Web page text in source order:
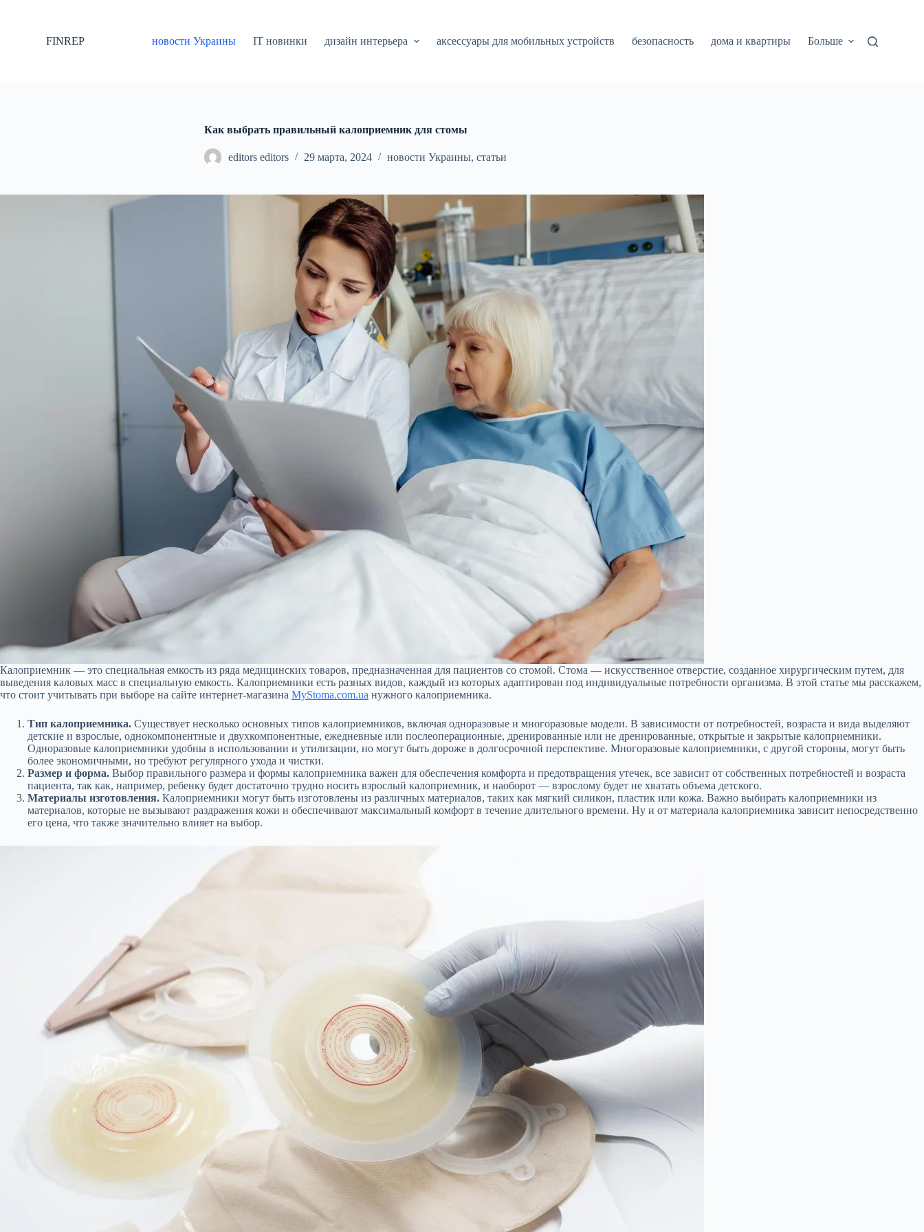
FINREP новости Украины IT новинки дизайн интерьера аксессуары для мобильных устройств безопасность дома и квартиры Больше
Как выбрать правильный калоприемник для стомы
editors editors 29 марта, 2024 новости Украины, статьи
Калоприемник — это специальная емкость из ряда медицинских товаров, предназначенная для пациентов со стомой. Стома — искусственное отверстие, созданное хирургическим путем, для
выведения каловых масс в специальную емкость. Калоприемники есть разных видов, каждый из которых адаптирован под индивидуальные потребности организма. В этой статье мы расскажем,
что стоит учитывать при выборе на сайте интернет-магазина MyStoma.com.ua нужного калоприемника.
Тип калоприемника. Существует несколько основных типов калоприемников, включая одноразовые и многоразовые модели. В зависимости от потребностей, возраста и вида выделяют
детские и взрослые, однокомпонентные и двухкомпонентные, ежедневные или послеоперационные, дренированные или не дренированные, открытые и закрытые калоприемники.
Одноразовые калоприемники удобны в использовании и утилизации, но могут быть дороже в долгосрочной перспективе. Многоразовые калоприемники, с другой стороны, могут быть
более экономичными, но требуют регулярного ухода и чистки.
Размер и форма. Выбор правильного размера и формы калоприемника важен для обеспечения комфорта и предотвращения утечек, все зависит от собственных потребностей и возраста
пациента, так как, например, ребенку будет достаточно трудно носить взрослый калоприемник, и наоборот — взрослому будет не хватать объема детского.
Материалы изготовления. Калоприемники могут быть изготовлены из различных материалов, таких как мягкий силикон, пластик или кожа. Важно выбирать калоприемники из
материалов, которые не вызывают раздражения кожи и обеспечивают максимальный комфорт в течение длительного времени. Ну и от материала калоприемника зависит непосредственно
его цена, что также значительно влияет на выбор.